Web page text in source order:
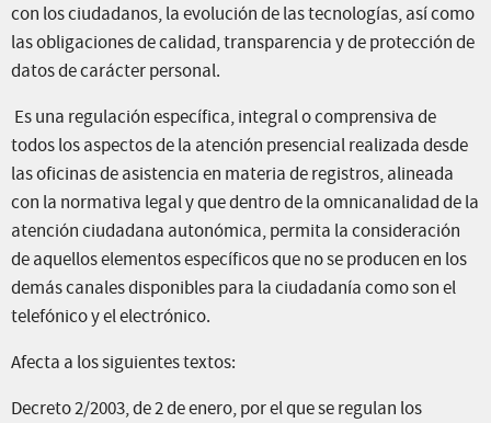
con los ciudadanos, la evolución de las tecnologías, así como
las obligaciones de calidad, transparencia y de protección de
datos de carácter personal.
Es una regulación específica, integral o comprensiva de
todos los aspectos de la atención presencial realizada desde
las oficinas de asistencia en materia de registros, alineada
con la normativa legal y que dentro de la omnicanalidad de la
atención ciudadana autonómica, permita la consideración
de aquellos elementos específicos que no se producen en los
demás canales disponibles para la ciudadanía como son el
telefónico y el electrónico.
Afecta a los siguientes textos:
Decreto 2/2003, de 2 de enero, por el que se regulan los